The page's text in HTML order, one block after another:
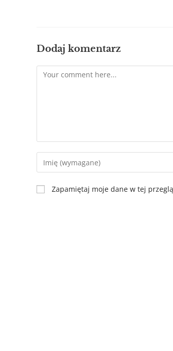
Dodaj komentarz
Zapamiętaj moje dane w tej